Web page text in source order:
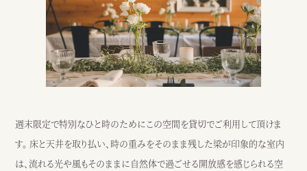
週末限定で特別なひと時のためにこの空間を貸切でご利用して頂けま
す。 床と天井を取り払い、時の重みをそのまま残した梁が印象的な室内
は、流れる光や風もそのままに自然体で過ごせる開放感を感じられる空